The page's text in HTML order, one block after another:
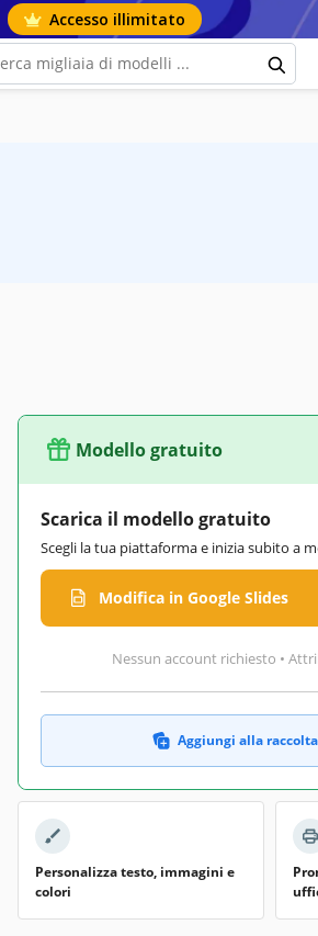
Accesso illimitato
Modello gratuito
Scarica il modello gratuito
Scegli la tua piattaforma e inizia subito a
Modifica in Google Slides
Nessun account richiesto •
Aggiungi alla raccolta
Personalizza testo, immagini e
colori